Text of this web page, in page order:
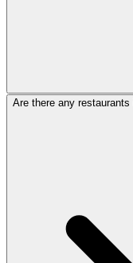
Are there any